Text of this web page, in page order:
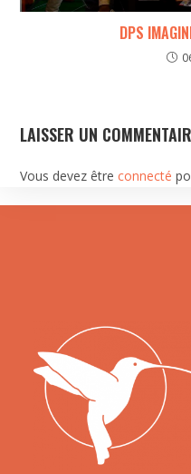
DPS
LAISSER UN
Vous devez êtreconnecté